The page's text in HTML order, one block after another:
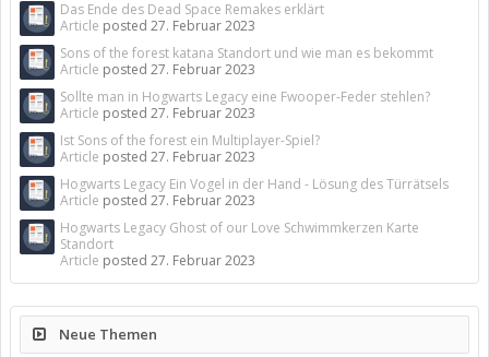
Das Ende des Dead Space Remakes erklärt
Article posted 27. Februar 2023
Sons of the forest katana Standort und wie man es bekommt
Article posted 27. Februar 2023
Sollte man in Hogwarts Legacy eine Fwooper-Feder stehlen?
Article posted 27. Februar 2023
Ist Sons of the forest ein Multiplayer-Spiel?
Article posted 27. Februar 2023
Hogwarts Legacy Ein Vogel in der Hand - Lösung des Türrätsels
Article posted 27. Februar 2023
Hogwarts Legacy Ghost of our Love Schwimmkerzen Karte
Standort
Article posted 27. Februar 2023
Neue Themen